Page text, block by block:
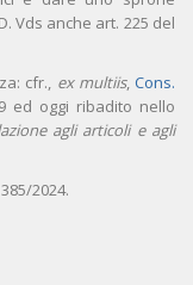
Vds anche art. 225 del
cfr., ex multiis,Cons.
ed oggi ribadito nello
agli articoli e agli
2024.